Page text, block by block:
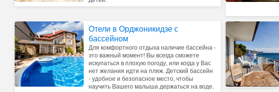
Отели в Орджоникидзе с
бассейном
Для комфортного отдыха наличие бассейна -
это важный момент! Вы всегда сможете
искупаться в плохую погоду, или когда у Вас
нет желания идти на пляж. Детский бассейн
- удобное и безопасное место, чтобы
научить Вашего малыша держаться на воде.